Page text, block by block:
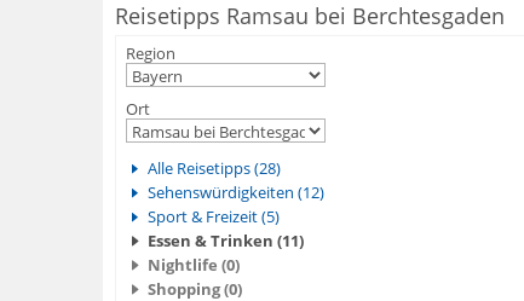
Reisetipps Ramsau bei Berchtesgaden
Region
Ort
Alle Reisetipps (28)
Sehenswürdigkeiten (12)
Sport & Freizeit (5)
Essen & Trinken (11)
Nightlife (0)
Shopping (0)